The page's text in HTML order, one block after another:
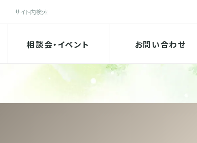
相談会・イベント お問い合わせ
検索